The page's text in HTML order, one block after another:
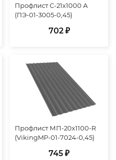
Профлист С-21х1000 А
(ПЭ-01-3005-0,45)
702 ₽
Профлист МП-20х1100-R
(VikingMP-01-7024-0,45)
745 ₽